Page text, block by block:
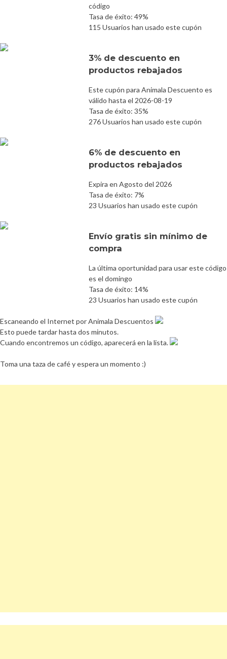
código
Tasa de éxito: 49%
115 Usuarios han usado este cupón
3% de descuento en
productos rebajados
Este cupón para Animala Descuento es
válido hasta el 2026-08-19
Tasa de éxito: 35%
276 Usuarios han usado este cupón
6% de descuento en
productos rebajados
Expira en Agosto del 2026
Tasa de éxito: 7%
23 Usuarios han usado este cupón
Envío gratis sin mínimo de
compra
La última oportunidad para usar este código
es el domingo
Tasa de éxito: 14%
23 Usuarios han usado este cupón
Escaneando el Internet por Animala Descuentos
Esto puede tardar hasta dos minutos.
Cuando encontremos un código, aparecerá en la lista.
Toma una taza de café y espera un momento :)